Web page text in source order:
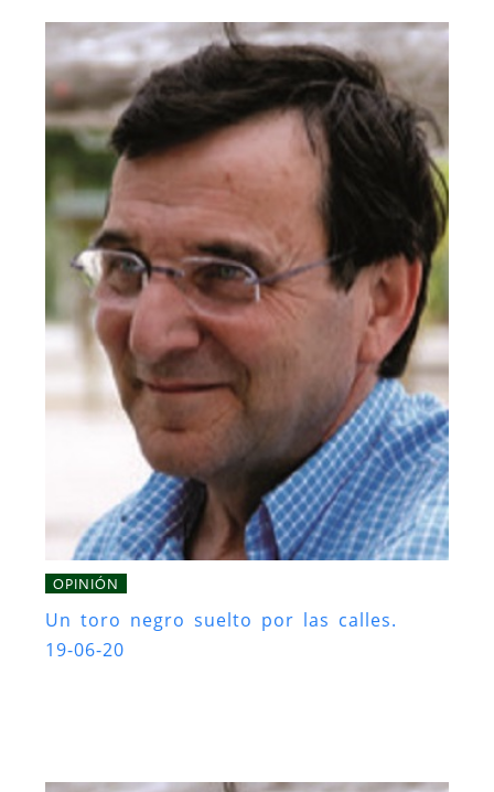
OPINIÓN
Un toro negro suelto por las calles.
19-06-20